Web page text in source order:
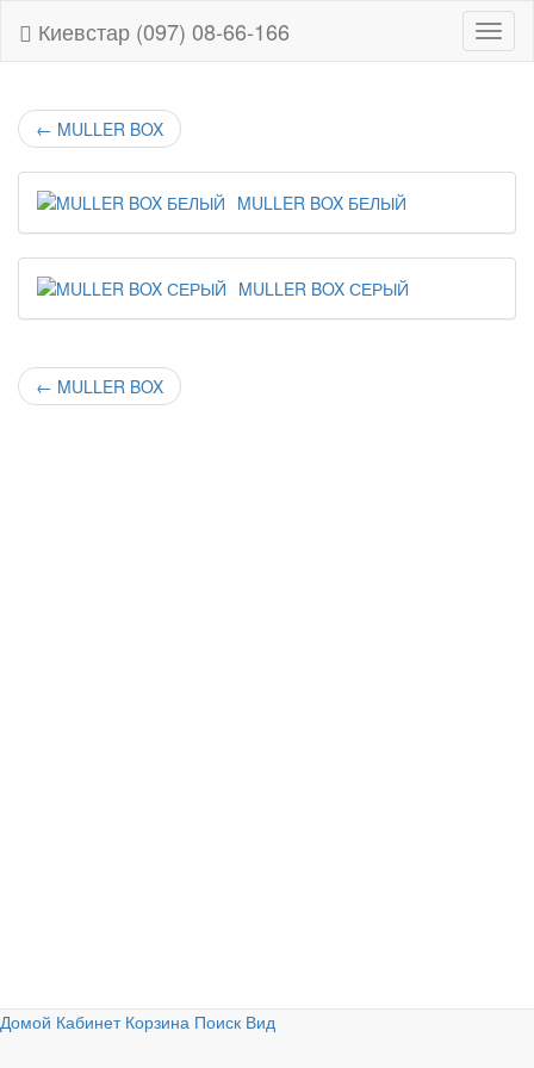
Киевстар (097) 08-66-166
← MULLER BOX
MULLER BOX БЕЛЫЙ
MULLER BOX СЕРЫЙ
← MULLER BOX
Домой Кабинет Корзина Поиск Вид